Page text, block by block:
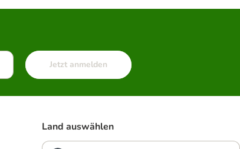
Jetzt anmelden
Land auswählen